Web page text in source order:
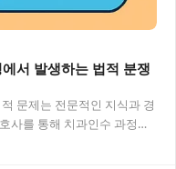
서 발생하는 법적 분쟁
문제는 전문적인 지식과 경
사를 통해 치과인수 과정에
방…